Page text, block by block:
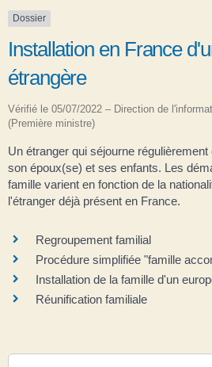
Dossier
Installation en France
étrangère
Vérifié le 05/07/2022 – Direction de
(Première ministre)
Un étranger qui séjourne
son époux(se) et ses enfants. Les
famille varient en fonction de la
l'étranger déjà présent en France.
Regroupement familial
Procédure simplifiée "famille
Installation de la famille d'un
Réunification familiale